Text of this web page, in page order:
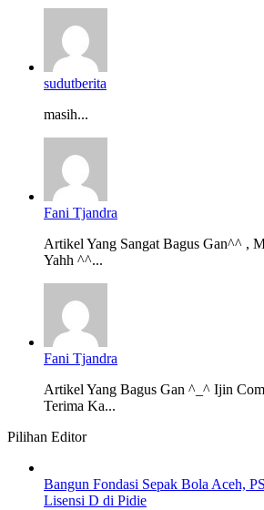
sudutberita
masih...
Fani Tjandra
Artikel Yang Sangat Bagus Gan^^ ,
Yahh ^^...
Fani Tjandra
Artikel Yang Bagus Gan ^_^ Ijin
Terima Ka...
Pilihan Editor
Bangun Fondasi Sepak Bola Aceh,
Lisensi D di Pidie